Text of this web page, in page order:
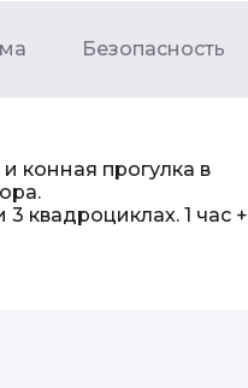
Безопасность
конная прогулка в
квадроциклах. 1 час +